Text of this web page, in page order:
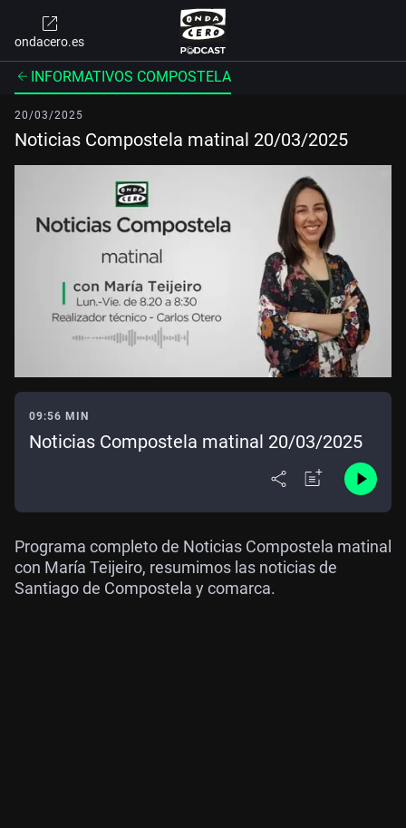
ondacero.es
INFORMATIVOS COMPOSTELA
20/03/2025
Noticias Compostela matinal 20/03/2025
09:56 MIN
Noticias Compostela matinal 20/03/2025
Programa completo de Noticias Compostela matinal
con María Teijeiro, resumimos las noticias de
Santiago de Compostela y comarca.